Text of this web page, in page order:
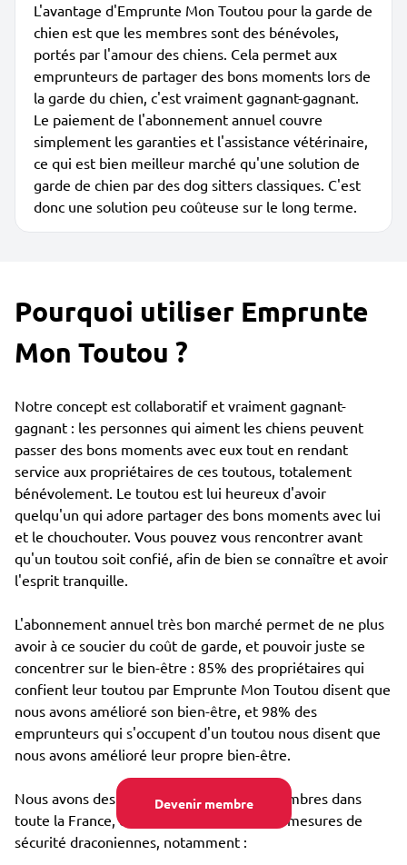
Devenir membre
L'avantage d'Emprunte Mon Toutou pour la garde de
chien est que les membres sont des bénévoles,
portés par l'amour des chiens. Cela permet aux
emprunteurs de partager des bons moments lors de
la garde du chien, c'est vraiment gagnant-gagnant.
Le paiement de l'abonnement annuel couvre
simplement les garanties et l'assistance vétérinaire,
ce qui est bien meilleur marché qu'une solution de
garde de chien par des dog sitters classiques. C'est
donc une solution peu coûteuse sur le long terme.
Pourquoi utiliser Emprunte
Mon Toutou ?
Notre concept est collaboratif et vraiment gagnant-
gagnant : les personnes qui aiment les chiens peuvent
passer des bons moments avec eux tout en rendant
service aux propriétaires de ces toutous, totalement
bénévolement. Le toutou est lui heureux d'avoir
quelqu'un qui adore partager des bons moments avec lui
et le chouchouter. Vous pouvez vous rencontrer avant
qu'un toutou soit confié, afin de bien se connaître et avoir
l'esprit tranquille.
L'abonnement annuel très bon marché permet de ne plus
avoir à ce soucier du coût de garde, et pouvoir juste se
concentrer sur le bien-être : 85% des propriétaires qui
confient leur toutou par Emprunte Mon Toutou disent que
nous avons amélioré son bien-être, et 98% des
emprunteurs qui s'occupent d'un toutou nous disent que
nous avons amélioré leur propre bien-être.
Nous avons des dizaines de milliers de membres dans
toute la France, et avons mis en place des mesures de
sécurité draconiennes, notamment :